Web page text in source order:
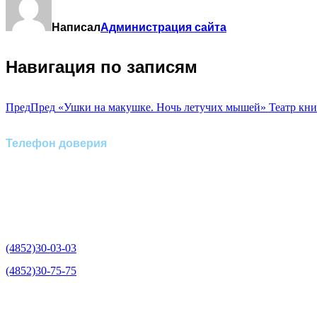
НаписалАдминистрация сайта
Навигация по записям
ПредПред «Ушки на макушке. Ночь летучих мышей» Театр
Телефон доверия
(4852)30-03-03
(4852)30-75-75